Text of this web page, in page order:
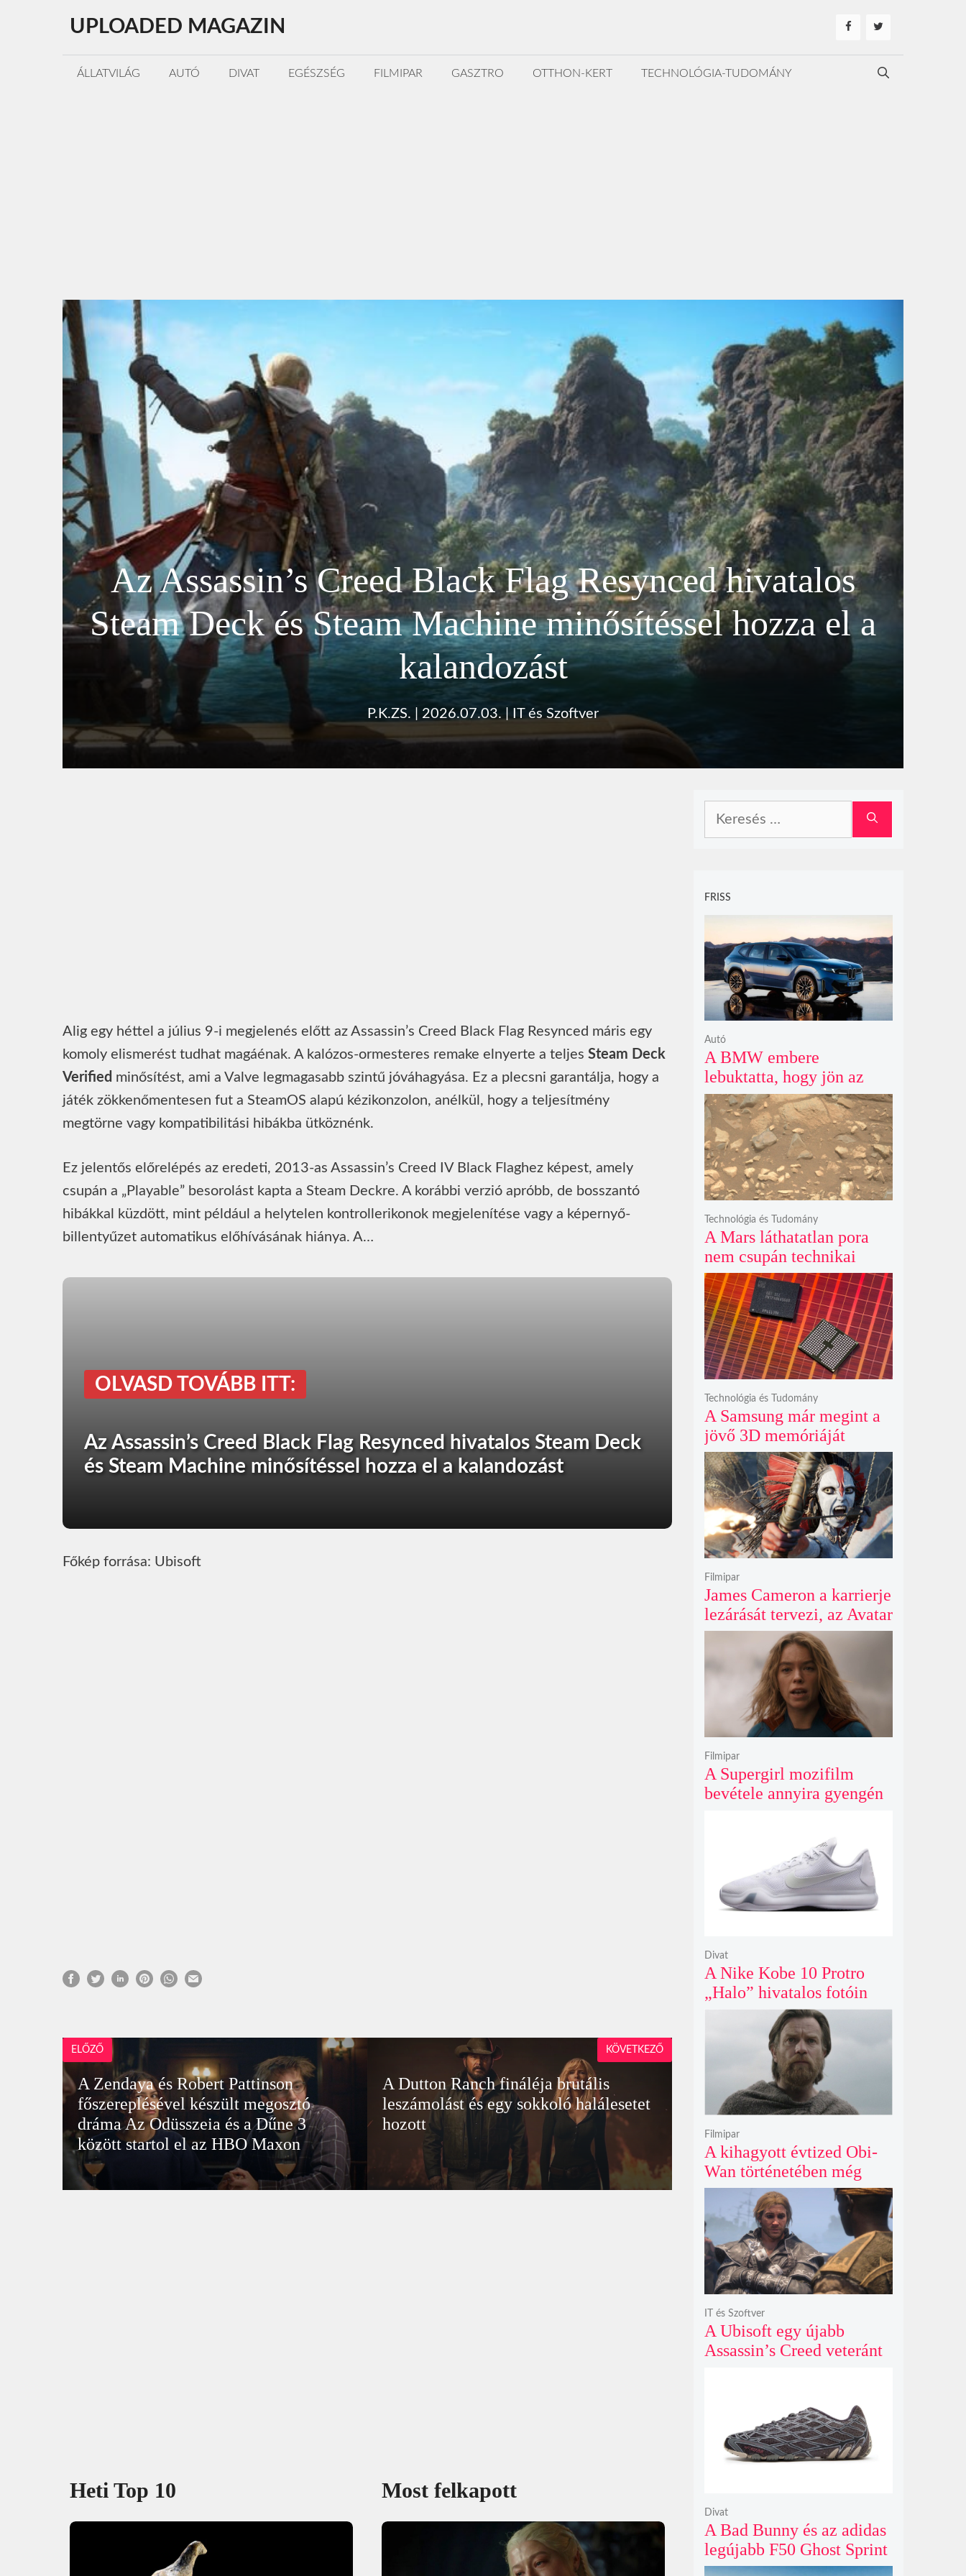
tartalomba
UPLOADED MAGAZIN
ÁLLATVILÁG AUTÓ DIVAT EGÉSZSÉG FILMIPAR GASZTRO OTTHON-KERT TECHNOLÓGIA-TUDOMÁNY
Az Assassin’s Creed Black Flag Resynced hivatalos
Steam Deck és Steam Machine minősítéssel hozza el a
kalandozást
P.K.ZS. 2026.07.03. IT és Szoftver
Alig egy héttel a július 9-i megjelenés előtt az Assassin’s Creed Black Flag Resynced máris egy
komoly elismerést tudhat magáénak. A kalózos-ormesteres remake elnyerte a teljes Steam Deck
Verified minősítést, ami a Valve legmagasabb szintű jóváhagyása. Ez a plecsni garantálja, hogy a
játék zökkenőmentesen fut a SteamOS alapú kézikonzolon, anélkül, hogy a teljesítmény
megtörne vagy kompatibilitási hibákba ütköznénk.
Ez jelentős előrelépés az eredeti, 2013-as Assassin’s Creed IV Black Flaghez képest, amely
csupán a „Playable” besorolást kapta a Steam Deckre. A korábbi verzió apróbb, de bosszantó
hibákkal küzdött, mint például a helytelen kontrollerikonok megjelenítése vagy a képernyő-
billentyűzet automatikus előhívásának hiánya. A…
OLVASD TOVÁBB ITT:
Az Assassin’s Creed Black Flag Resynced hivatalos Steam Deck
és Steam Machine minősítéssel hozza el a kalandozást
Főkép forrása: Ubisoft
ELŐZŐ
A Zendaya és Robert Pattinson
főszereplésével készült megosztó
dráma Az Odüsszeia és a Dűne 3
között startol el az HBO Maxon
A Dutton Ranch fináléja brutális
leszámolást és egy sokkoló halálesetet
hozott
KÖVETKEZŐ
Heti Top 10 Most felkapott
FRISS
A BMW embere
lebuktatta, hogy jön az
500+ lóerős iX3, az 50
xDrive meg csak
középkategória
Autó
A Mars láthatatlan pora
nem csupán technikai
akadály, hanem súlyos
szilikát- és
perklorátmérgezés
fenyegeti a jövő űrhajósait
Technológia és Tudomány
A Samsung már megint a
jövő 3D memóriáját
villantja meg, miközben
mi csak olcsó DDR5-öt
akarunk
Technológia és Tudomány
James Cameron a karrierje
lezárását tervezi, az Avatar
4 és 5 jövője így elég
kilátástalan
Filmipar
A Supergirl mozifilm
bevétele annyira gyengén
számait sem érte el
Filmipar
A Nike Kobe 10 Protro
„Halo” hivatalos fotóin
már most rajongók ezrei
csüngenek
Divat
A kihagyott évtized Obi-
Wan történetében még
mindig betöltetlen űr
maradt Ewan McGregor
szerint
Filmipar
A Ubisoft egy újabb
Assassin’s Creed veteránt
megtépázott szériát
IT és Szoftver
A Bad Bunny és az adidas
legújabb F50 Ghost Sprint
cipője sötét szénszürke
Divat